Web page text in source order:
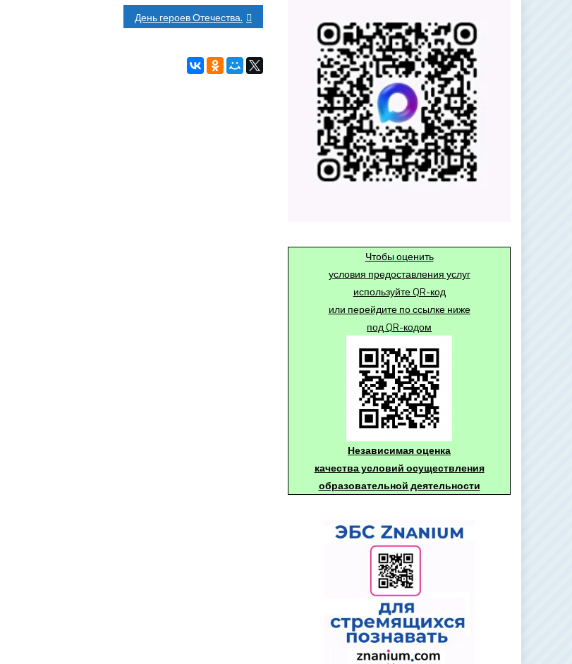
День героев Отечества.
Чтобы оценить
условия предоставления услуг
используйте QR-код
или перейдите по ссылке ниже
под QR-кодом
Независимая оценка
качества условий осуществления
образовательной деятельности